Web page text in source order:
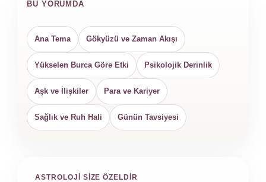
BU YORUMDA
Ana Tema Gökyüzü ve Zaman Akışı
Yükselen Burca Göre Etki Psikolojik Derinlik
Aşk ve İlişkiler Para ve Kariyer
Sağlık ve Ruh Hali Günün Tavsiyesi
ASTROLOJI SIZE ÖZELDIR